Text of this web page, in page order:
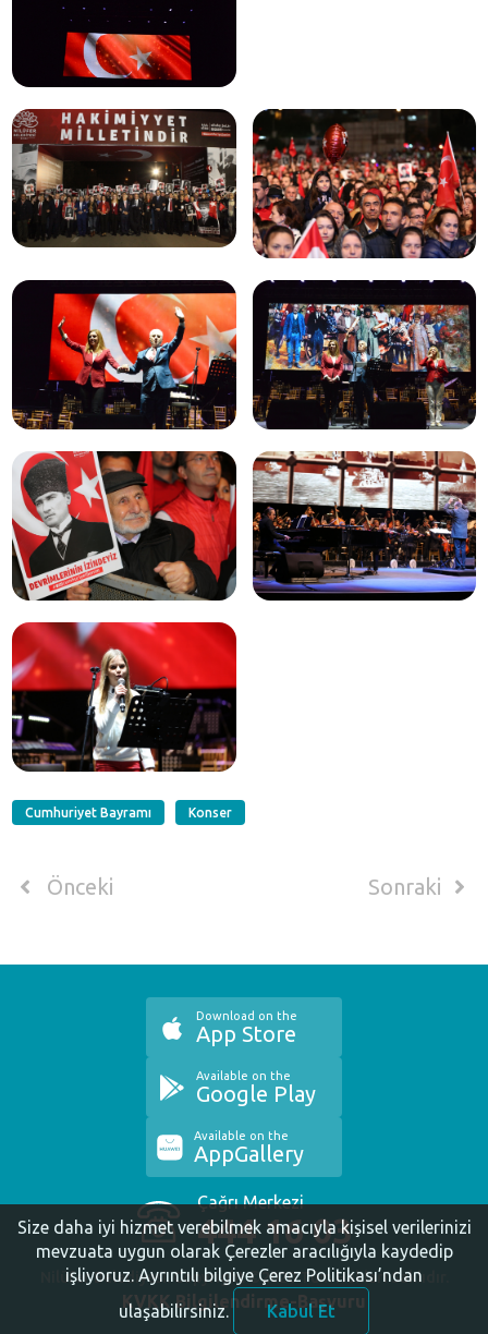
Cumhuriyet Bayramı Konser
Önceki Sonraki
Çağrı Merkezi
444 16 03
Nilüfer Belediyesi. Copyright ©2020 Tüm Hakları Saklıdır.
KVKK Bilgilendirme-Başvuru
Download on the
App Store
Available on the
Google Play
Available on the
AppGallery
Size daha iyi hizmet verebilmek amacıyla kişisel verilerinizi
mevzuata uygun olarak Çerezler aracılığıyla kaydedip
işliyoruz. Ayrıntılı bilgiye Çerez Politikası’ndan
ulaşabilirsiniz.
Kabul Et